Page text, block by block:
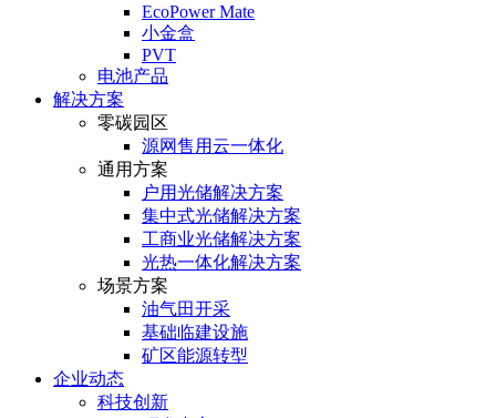
EcoPower Mate
小金盒
PVT
电池产品
解决方案
零碳园区
源网售用云一体化
通用方案
户⽤光储解决⽅案
集中式光储解决⽅案
⼯商业光储解决⽅案
光热⼀体化解决⽅案
场景方案
油气田开采
基础临建设施
矿区能源转型
企业动态
科技创新